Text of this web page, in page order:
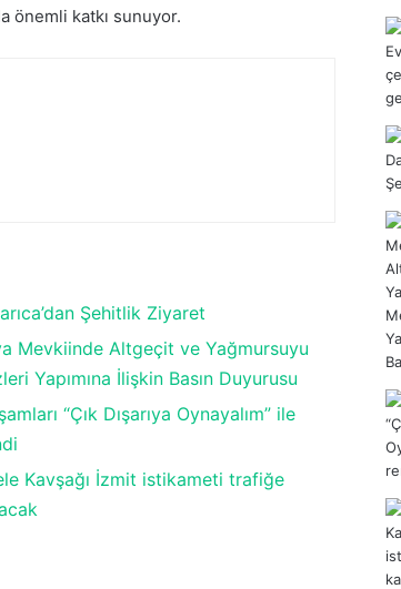
önemli katkı sunuyor.
Şehitlik Ziyaret
Mevkiinde Altgeçit ve Yağmursuyu
Yapımına İlişkin Basın Duyurusu
“Çık Dışarıya Oynayalım” ile
Kavşağı İzmit istikameti trafiğe